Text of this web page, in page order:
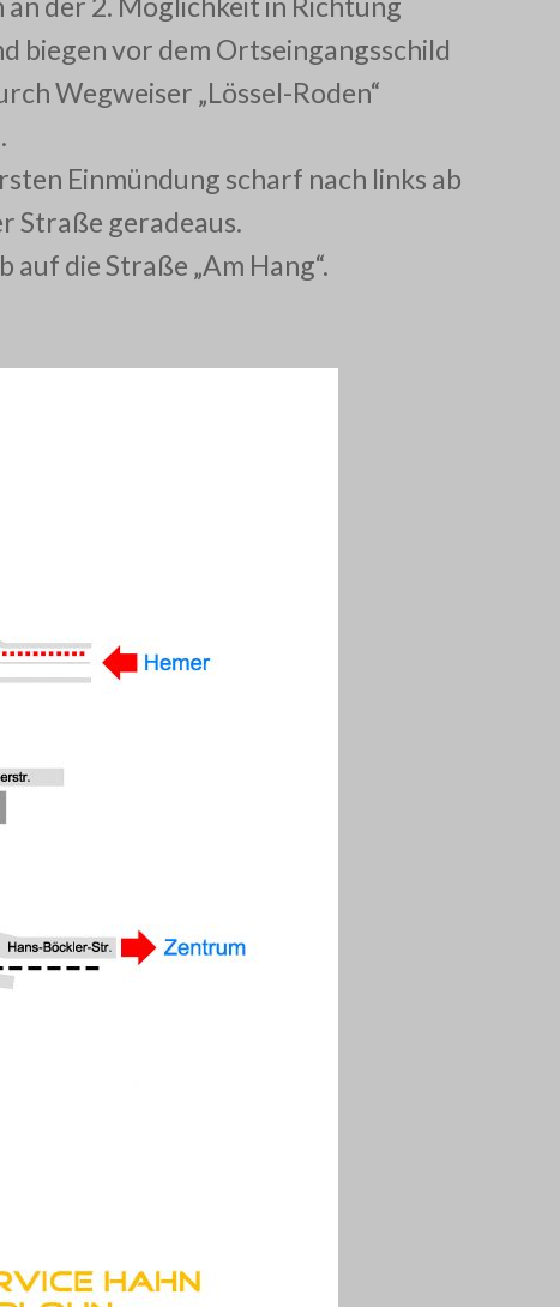
biegen vor dem Ortseingangsschild
Wegweiser „Lössel-Roden“
Einmündung scharf nach links ab
Straße geradeaus.
auf die Straße „Am Hang“.